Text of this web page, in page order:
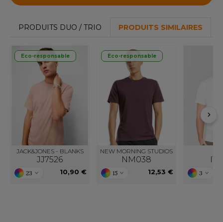
DENIM
JAYS
PRODUITS DUO / TRIO PRODUITS SIMILAIRES
Eco-responsable
JACK&JONES - BLANKS
JJ7526
23 10,90 €
Eco-responsable
NEW MORNING STUDIOS
NM038
15 12,53 € 3